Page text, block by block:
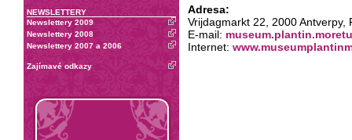
NEWSLETTERY
Newslettery 2009
Newslettery 2008
Newslettery 2007 a 2006
Zajímavé odkazy
Adresa:
Vrijdagmarkt 22, 2000 Antverpy,
E-mail:
Internet: